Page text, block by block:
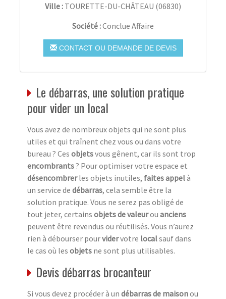
Ville : TOURETTE-DU-CHÂTEAU (06830)
Société :Conclue Affaire
CONTACT OU DEMANDE DE DEVIS
Le débarras, une solution pratique
pour vider un local
Vous avez de nombreux objets qui ne sont plus
utiles et qui traînent chez vous ou dans votre
bureau ? Ces objetsvous gênent, car ils sont trop
encombrants? Pour optimiser votre espace et
désencombrerles objets inutiles, faites appelà
un service de débarras, cela semble être la
solution pratique. Vous ne serez pas obligé de
tout jeter, certains objets de valeurou anciens
peuvent être revendus ou réutilisés. Vous n’aurez
rien à débourser pourvidervotre localsauf dans
le cas où les objets ne sont plus utilisables.
Devis débarras brocanteur
Si vous devez procéder à un débarras de maisonou